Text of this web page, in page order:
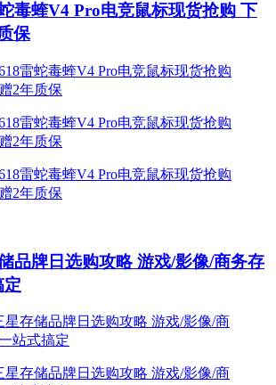
毒蝰V4 Pro电竞鼠标现货抢购 下
保
品牌日选购攻略 游戏/影像/商务存
定